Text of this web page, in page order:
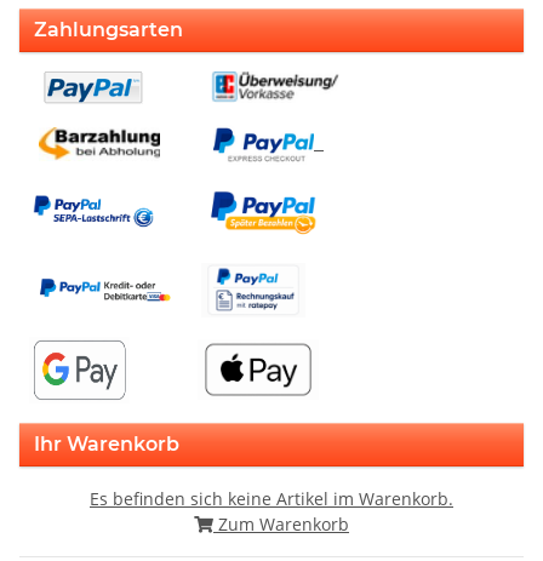
Zahlungsarten
Ihr Warenkorb
Es befinden sich keine Artikel im Warenkorb.
Zum Warenkorb